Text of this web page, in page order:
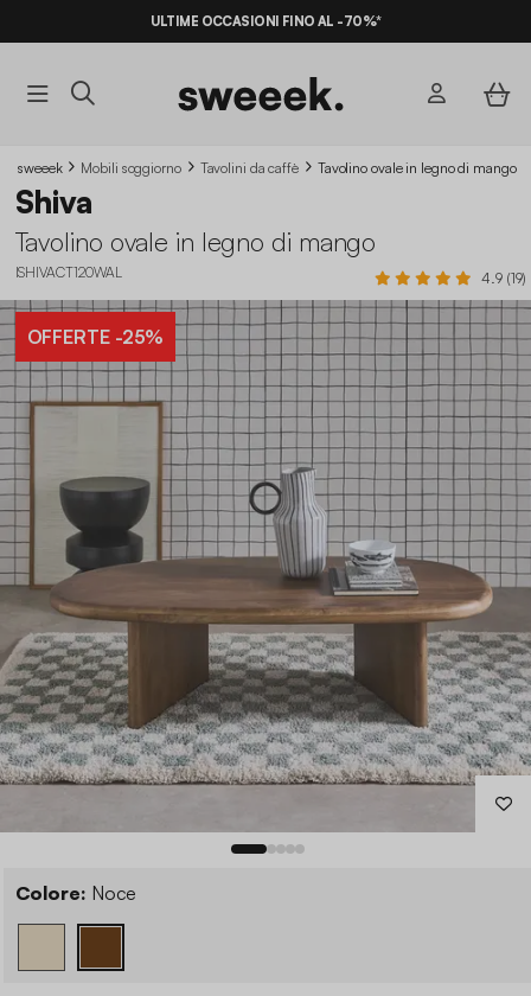
ULTIME OCCASIONI FINO AL -70%*
sweeek Mobili soggiorno Tavolini da caffè Tavolino ovale in legno di mango
Shiva
Tavolino ovale in legno di mango
ISHIVACT120WAL 4.9 (19)
OFFERTE-25%
Colore: Noce